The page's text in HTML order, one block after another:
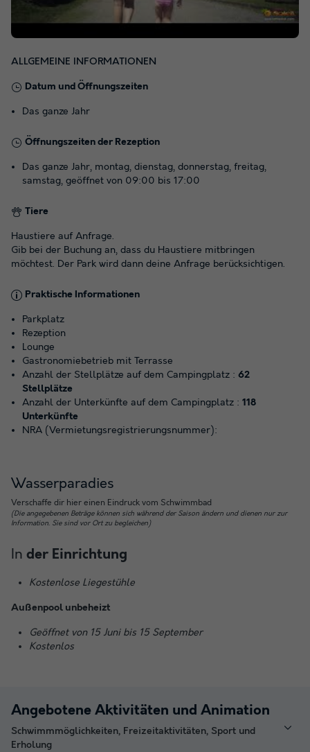
ALLGEMEINE INFORMATIONEN
Datum und Öffnungszeiten
Das ganze Jahr
Öffnungszeiten der Rezeption
Das ganze Jahr, montag, dienstag, donnerstag, freitag,
samstag, geöffnet von 09:00 bis 17:00
Tiere
Haustiere auf Anfrage.
Gib bei der Buchung an, dass du Haustiere mitbringen
möchtest. Der Park wird dann deine Anfrage berücksichtigen.
Praktische Informationen
Parkplatz
Rezeption
Lounge
Gastronomiebetrieb mit Terrasse
Anzahl der Stellplätze auf dem Campingplatz : 62
Stellplätze
Anzahl der Unterkünfte auf dem Campingplatz : 118
Unterkünfte
NRA (Vermietungsregistrierungsnummer):
Wasserparadies
Verschaffe dir hier einen Eindruck vom Schwimmbad
(Die angegebenen Beträge können sich während der Saison ändern und dienen nur zur
Information. Sie sind vor Ort zu begleichen)
In der Einrichtung
Kostenlose Liegestühle
Außenpool unbeheizt
Geöffnet von 15 Juni bis 15 September
Kostenlos
Angebotene Aktivitäten und Animation
Schwimmmöglichkeiten, Freizeitaktivitäten, Sport und
Erholung